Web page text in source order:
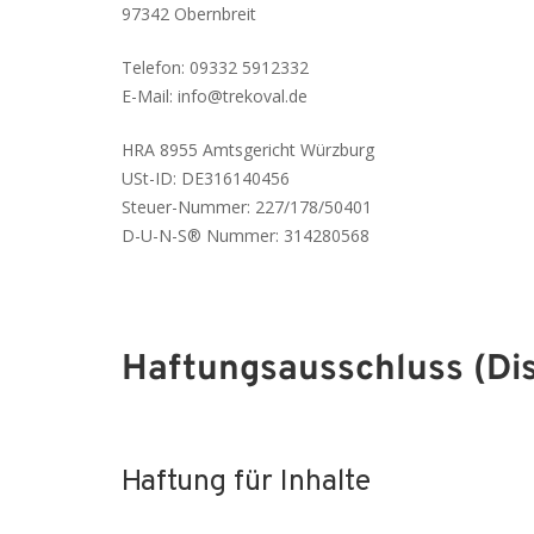
97342 Obernbreit
Telefon: 09332 5912332
E-Mail: info@trekoval.de
HRA 8955 Amtsgericht Würzburg
USt-ID: DE316140456
Steuer-Nummer: 227/178/50401
D-U-N-S® Nummer: 314280568
Haftungsausschluss
Haftung für Inhalte